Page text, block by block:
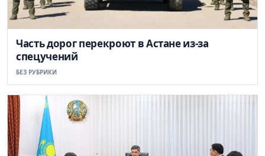
Часть дорог перекроют в Астане из-за
спецучений
БЕЗ РУБРИКИ